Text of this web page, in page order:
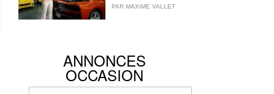
PAR MAXIME VALLET
ANNONCES
OCCASION